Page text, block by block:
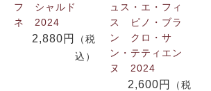
フ シャルド
ネ 2024
2,880円
（税
込）
ュス・エ・フィ
ス ピノ・ブラ
ン クロ・サ
ン・テティエン
ヌ 2024
2,600円
（税